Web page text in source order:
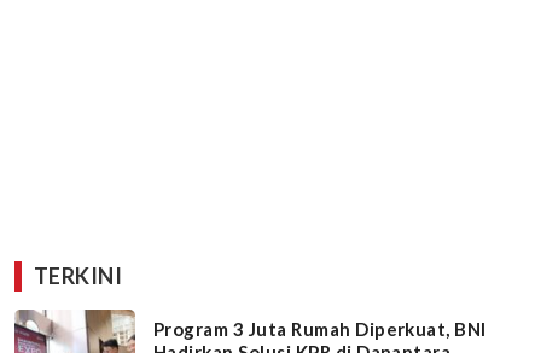
TERKINI
Program 3 Juta Rumah Diperkuat, BNI